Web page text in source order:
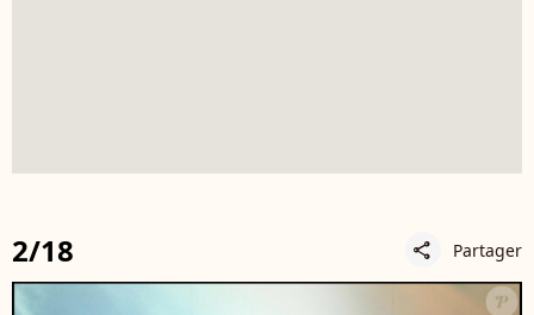
2/18 share Partager